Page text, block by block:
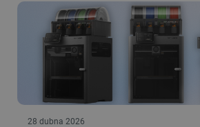
28 dubna 2026
Nezbytně nutné soubory cookie
funkce webových stránek, jako je
uživatele a správa účtu. Webové
nezbytně nutných souborů cookie